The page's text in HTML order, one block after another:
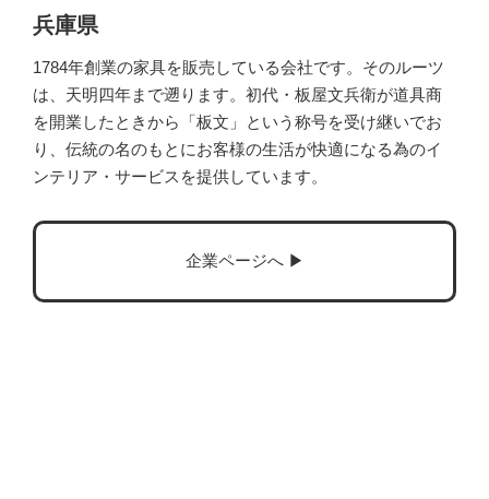
兵庫県
1784年創業の家具を販売している会社です。そのルーツ
は、天明四年まで遡ります。初代・板屋文兵衛が道具商
を開業したときから「板文」という称号を受け継いでお
り、伝統の名のもとにお客様の生活が快適になる為のイ
ンテリア・サービスを提供しています。
企業ページへ ▶︎